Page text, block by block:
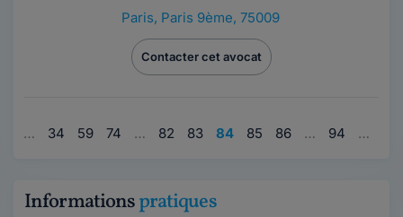
Paris, Paris 9ème, 75009
Contacter cet avocat
… 34 59 74 … 82 83 84 85 86 … 94 …
Informationspratiques